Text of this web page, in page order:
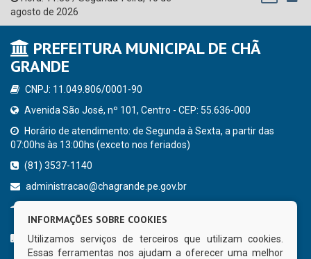
agosto de 2026
PREFEITURA MUNICIPAL DE CHÃ
GRANDE
CNPJ: 11.049.806/0001-90
Avenida São José, nº 101, Centro - CEP: 55.636-000
Horário de atendimento: de Segunda à Sexta, a partir das
07:00hs às 13:00hs (exceto nos feriados)
(81) 3537-1140
administracao@chagrande.pe.gov.br
CURTA NOSSA FAN PAGE
INFORMAÇÕES SOBRE COOKIES
Utilizamos serviços de terceiros que utilizam cookies.
Essas ferramentas nos ajudam a oferecer uma melhor